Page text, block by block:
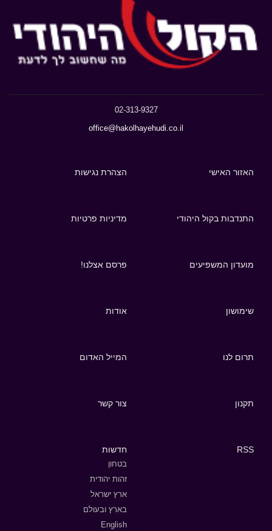
02-313-9327
office@hakolhayehudi.co.il
האזור האישי הצהרת נגישות
התנדבות בקול היהודי מדיניות פרטיות
מועדון המשפיעים פרסם אצלנו!
שימושון אודות
תרום לנו המייל האדום
תקנון צור קשר
RSS חדשות
בטחון
זהות יהודית
ארץ ישראל
בארץ ובעולם
English